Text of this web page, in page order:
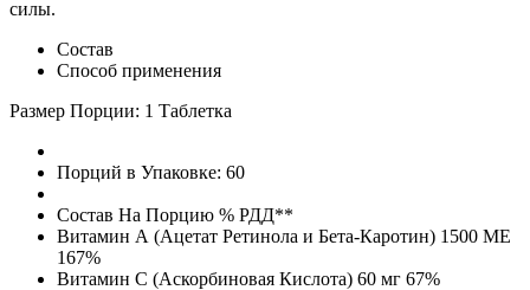
силы.
Состав
Способ применения
Размер Порции: 1 Таблетка
Порций в Упаковке: 60
Состав На Порцию % РДД**
Витамин А (Ацетат Ретинола и Бета-Каротин) 1500 МЕ
167%
Витамин С (Аскорбиновая Кислота) 60 мг 67%